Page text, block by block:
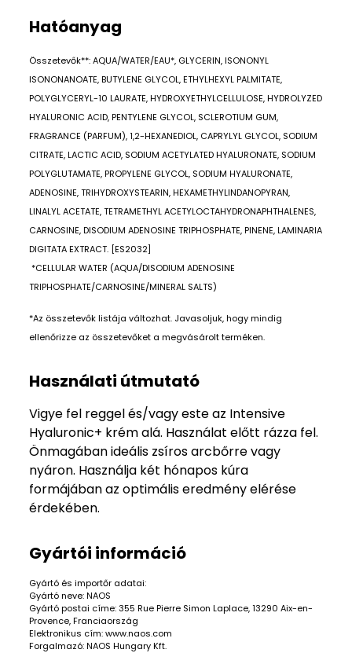
Hatóanyag
Összetevők**: AQUA/WATER/EAU*, GLYCERIN, ISONONYL
ISONONANOATE, BUTYLENE GLYCOL, ETHYLHEXYL PALMITATE,
POLYGLYCERYL-10 LAURATE, HYDROXYETHYLCELLULOSE, HYDROLYZED
HYALURONIC ACID, PENTYLENE GLYCOL, SCLEROTIUM GUM,
FRAGRANCE (PARFUM), 1,2-HEXANEDIOL, CAPRYLYL GLYCOL, SODIUM
CITRATE, LACTIC ACID, SODIUM ACETYLATED HYALURONATE, SODIUM
POLYGLUTAMATE, PROPYLENE GLYCOL, SODIUM HYALURONATE,
ADENOSINE, TRIHYDROXYSTEARIN, HEXAMETHYLINDANOPYRAN,
LINALYL ACETATE, TETRAMETHYL ACETYLOCTAHYDRONAPHTHALENES,
CARNOSINE, DISODIUM ADENOSINE TRIPHOSPHATE, PINENE, LAMINARIA
DIGITATA EXTRACT. [ES2032]
*CELLULAR WATER (AQUA/DISODIUM ADENOSINE
TRIPHOSPHATE/CARNOSINE/MINERAL SALTS)
*Az összetevők listája változhat. Javasoljuk, hogy mindig
ellenőrizze az összetevőket a megvásárolt terméken.
Használati útmutató
Vigye fel reggel és/vagy este az Intensive
Hyaluronic+ krém alá. Használat előtt rázza fel.
Önmagában ideális zsíros arcbőrre vagy
nyáron. Használja két hónapos kúra
formájában az optimális eredmény elérése
érdekében.
Gyártói információ
Gyártó és importőr adatai:
Gyártó neve: NAOS
Gyártó postai címe: 355 Rue Pierre Simon Laplace, 13290 Aix-en-
Provence, Franciaország
Elektronikus cím: www.naos.com
Forgalmazó: NAOS Hungary Kft.